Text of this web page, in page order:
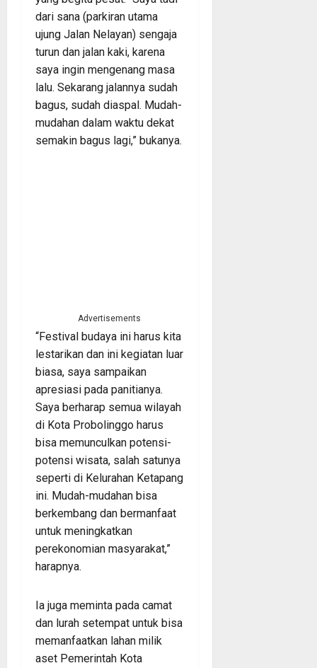
dari sana (parkiran utama
ujung Jalan Nelayan) sengaja
turun dan jalan kaki, karena
saya ingin mengenang masa
lalu. Sekarang jalannya sudah
bagus, sudah diaspal. Mudah-
mudahan dalam waktu dekat
semakin bagus lagi,” bukanya.
Advertisements
“Festival budaya ini harus kita
lestarikan dan ini kegiatan luar
biasa, saya sampaikan
apresiasi pada panitianya.
Saya berharap semua wilayah
di Kota Probolinggo harus
bisa memunculkan potensi-
potensi wisata, salah satunya
seperti di Kelurahan Ketapang
ini. Mudah-mudahan bisa
berkembang dan bermanfaat
untuk meningkatkan
perekonomian masyarakat,”
harapnya.
Ia juga meminta pada camat
dan lurah setempat untuk bisa
memanfaatkan lahan milik
aset Pemerintah Kota